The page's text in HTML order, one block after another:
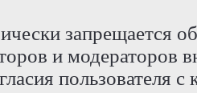
запрещается
и модераторов